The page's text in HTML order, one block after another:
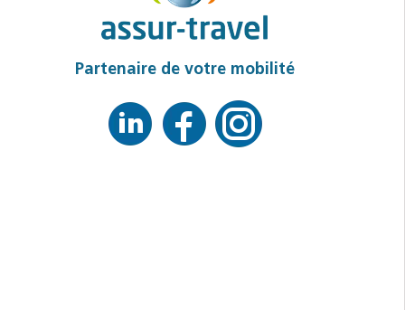
Partenaire de votre mobilité